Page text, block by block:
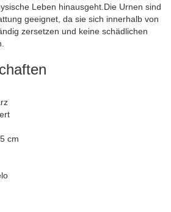
Leben hinausgeht.Die Urnen sind
geeignet, da sie sich innerhalb von
zersetzen und keine schädlichen
cm